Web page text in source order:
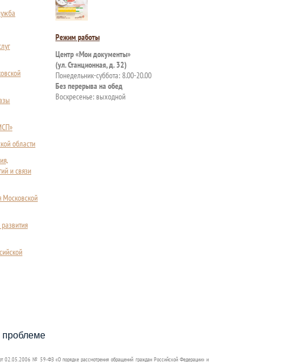
области
и связи
Московской
Режим работы
Центр «Мои документы»
(ул. Станционная, д. 32)
Понедельник-суббота: 8.00-20.00
Без перерыва на обед
Воскресенье: выходной
или пособия?
проблеме
02.05.2006 № 59-ФЗ «О порядке рассмотрения обращений граждан Российской Федерации» и